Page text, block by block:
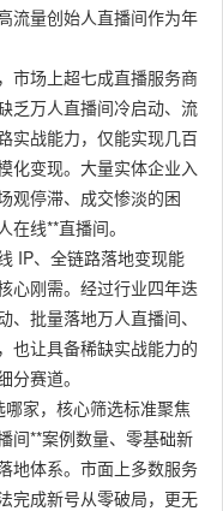
流量创始人直播间作为年
市场上超七成直播服务商
乏万人直播间冷启动、流
实战能力，仅能实现几百
化变现。大量实体企业入
观停滞、成交惨淡的困
线**直播间。
IP、全链路落地变现能
心刚需。经过行业四年迭
批量落地万人直播间、
也让具备稀缺实战能力的
赛道。
家，核心筛选标准聚焦
间**案例数量、零基础新
地体系。市面上多数服务
完成新号从零破局，更无